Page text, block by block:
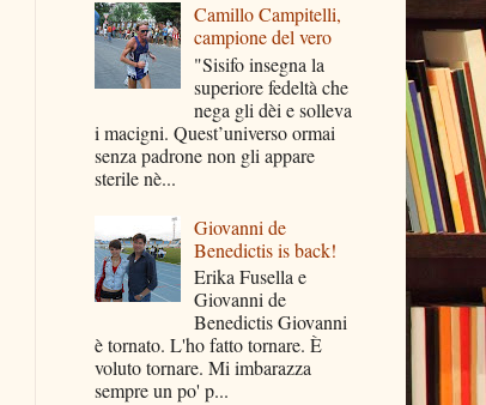
Camillo Campitelli,
campione del vero
"Sisifo insegna la
superiore fedeltà che
nega gli dèi e solleva
i macigni. Quest’universo ormai
senza padrone non gli appare
sterile nè...
Giovanni de
Benedictis is back!
Erika Fusella e
Giovanni de
Benedictis Giovanni
è tornato. L'ho fatto tornare. È
voluto tornare. Mi imbarazza
sempre un po' p...